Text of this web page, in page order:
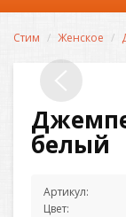
Стим Женское
белый
Артикул:
Цвет: